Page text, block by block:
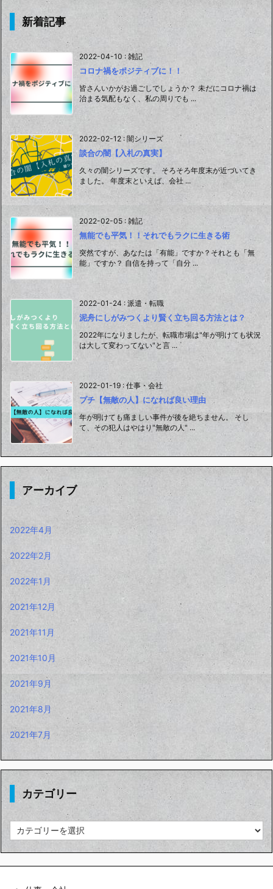
新着記事
2022-04-10 : 雑記
コロナ禍をポジティブに！！
皆さんいかがお過ごしでしょうか？ 未だにコロナ禍は
治まる気配もなく、私の周りでも ...
2022-02-12 : 闇シリーズ
談合の闇【入札の真実】
久々の闇シリーズです。 そろそろ年度末が近づいてき
ました。 年度末といえば、会社 ...
2022-02-05 : 雑記
無能でも平気！！それでもラクに生きる術
突然ですが、あなたは「有能」ですか？それとも「無
能」ですか？ 自信を持って「自分 ...
2022-01-24 : 派遣・転職
泥舟にしがみつくより賢く立ち回る方法とは？
2022年になりましたが、転職市場は"年が明けても状況
は大して変わってない"と言 ...
2022-01-19 : 仕事・会社
プチ【無敵の人】になれば良い理由
年が明けても痛ましい事件が後を絶ちません。 そし
て、その犯人はやはり"無敵の人" ...
アーカイブ
2022年4月
2022年2月
2022年1月
2021年12月
2021年11月
2021年10月
2021年9月
2021年8月
2021年7月
カテゴリー
テ